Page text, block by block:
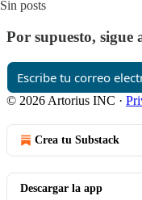
Sin posts
Por supuesto, sigue
© 2026 Artorius INC ·
Crea tu Substack
Descargar la app